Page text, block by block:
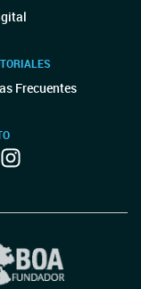
Frecuentes